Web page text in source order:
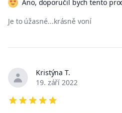
Ano, doporučil bych tento
Je to úžasné...krásně voní
Kristýna T.
19. září 2022